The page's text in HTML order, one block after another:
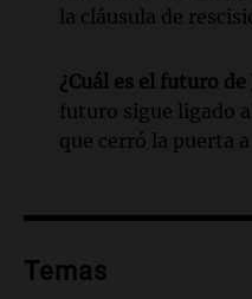
la cláusula de
¿Cuál es el futuro
futuro sigue ligado
que cerró la puerta
Temas